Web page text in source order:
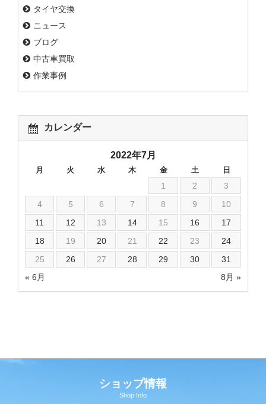
タイヤ交換
ニュース
ブログ
中古車買取
作業事例
カレンダー
2022年7月
月 火 水 木 金 土 日
« 6月 8月 »
1 2
3
4
5 6 7 8 9
10
11
12 13 14 15 16
17
18
19 20 21 22 23
24
25
26 27 28 29 30 31
ショップ情報
Shop Info